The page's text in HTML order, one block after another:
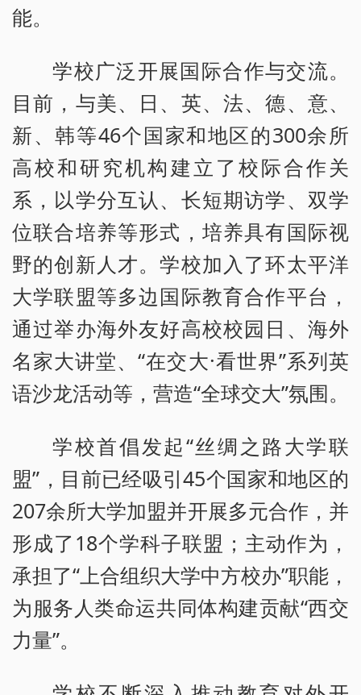
能。
学校广泛开展国际合作与交流。
目前，与美、日、英、法、德、意、
新、韩等46个国家和地区的300余所
高校和研究机构建立了校际合作关
系，以学分互认、长短期访学、双学
位联合培养等形式，培养具有国际视
野的创新人才。学校加入了环太平洋
大学联盟等多边国际教育合作平台，
通过举办海外友好高校校园日、海外
名家大讲堂、“在交大·看世界”系列英
语沙龙活动等，营造“全球交大”氛围。
学校首倡发起“丝绸之路大学联
盟”，目前已经吸引45个国家和地区的
207余所大学加盟并开展多元合作，并
形成了18个学科子联盟；主动作为，
承担了“上合组织大学中方校办”职能，
为服务人类命运共同体构建贡献“西交
力量”。